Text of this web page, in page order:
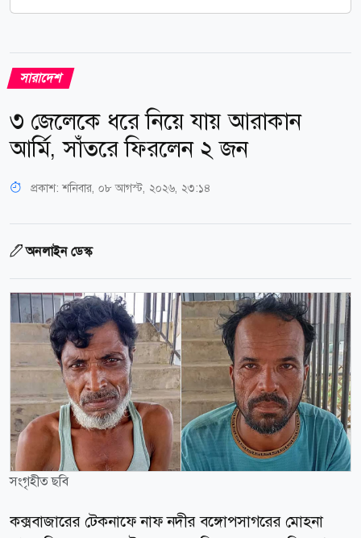
সারাদেশ
৩ জেলেকে ধরে নিয়ে যায় আরাকান
আর্মি, সাঁতরে ফিরলেন ২ জন
প্রকাশ:শনিবার, ০৮ আগস্ট, ২০২৬, ২৩:১৪
অনলাইন ডেস্ক
সংগৃহীত ছবি
কক্সবাজারের টেকনাফে নাফ নদীর বঙ্গোপসাগরের মোহনা